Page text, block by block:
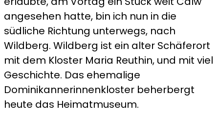
angesehen hatte, bin ich nun in die
südliche Richtung unterwegs, nach
Wildberg. Wildberg ist ein alter Schäferort
mit dem Kloster Maria Reuthin, und mit viel
Geschichte. Das ehemalige
Dominikannerinnenkloster beherbergt
heute das Heimatmuseum.